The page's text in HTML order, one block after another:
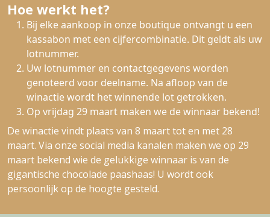
Hoe werkt het?
Bij elke aankoop in onze boutique ontvangt u een
kassabon met een cijfercombinatie. Dit geldt als uw
lotnummer.
Uw lotnummer en contactgegevens worden
genoteerd voor deelname. Na afloop van de
winactie wordt het winnende lot getrokken.
Op vrijdag 29 maart maken we de winnaar bekend!
De winactie vindt plaats van 8 maart tot en met 28
maart. Via onze social media kanalen maken we op 29
maart bekend wie de gelukkige winnaar is van de
gigantische chocolade paashaas! U wordt ook
persoonlijk op de hoogte gesteld.